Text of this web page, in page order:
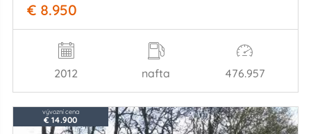
€ 8.950
2012 nafta 476.957
vývozní cena
€ 14.900